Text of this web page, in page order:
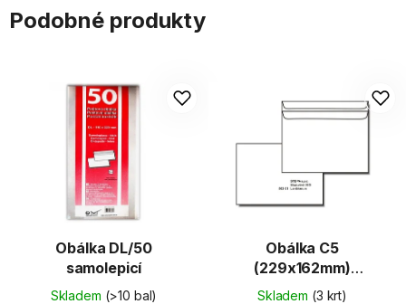
Podobné produkty
Obálka DL/50
samolepicí
Skladem (>10 bal)
Obálka C5
(229x162mm)
samolepicí 500ks/K
Skladem (3 krt)